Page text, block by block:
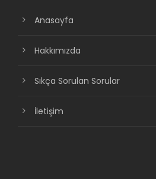
Anasayfa
Hakkımızda
Sıkça Sorulan Sorular
İletişim